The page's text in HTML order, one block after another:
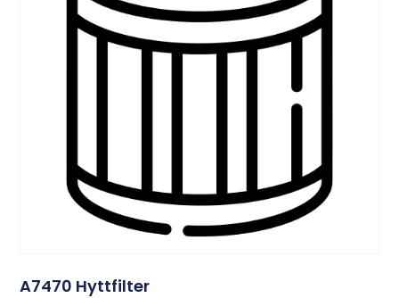
A7470 Hyttfilter